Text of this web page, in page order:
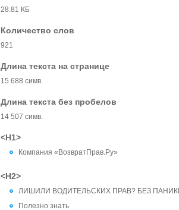
28.81 КБ
Количество слов
921
Длина текста на странице
15 688 симв.
Длина текста без пробелов
14 507 симв.
<H1>
Компания «ВозвратПрав.Ру»
<H2>
ЛИШИЛИ ВОДИТЕЛЬСКИХ ПРАВ? БЕЗ
Полезно знать